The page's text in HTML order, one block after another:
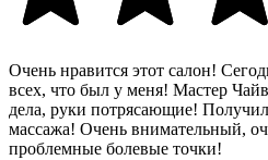
Очень нравится этот салон!
всех, что был у меня! Мастер
дела, руки потрясающие!
массажа! Очень внимательный,
проблемные болевые точки!